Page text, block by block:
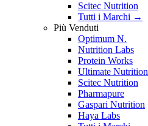
Scitec Nutrition
Tutti i Marchi →
Più Venduti
Optimum N.
Nutrition Labs
Protein Works
Ultimate Nutrition
Scitec Nutrition
Pharmapure
Gaspari Nutrition
Haya Labs